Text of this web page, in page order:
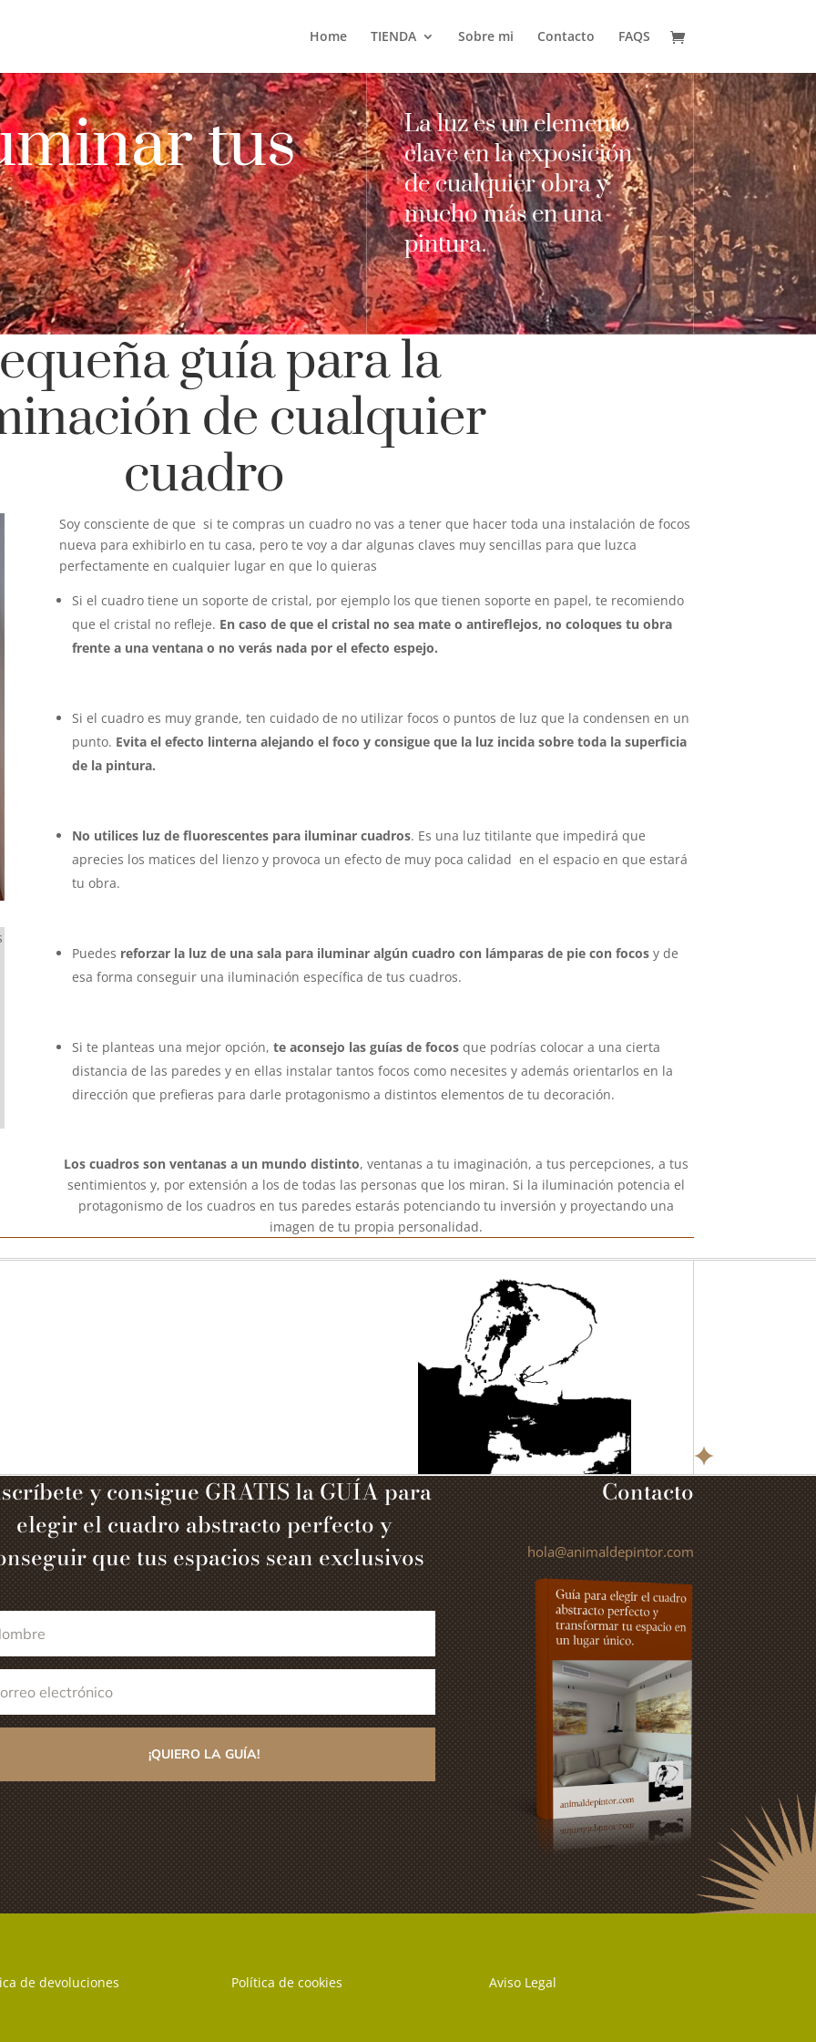
Home TIENDA Sobre mi Contacto FAQS
tus
La luz es un elemento
clave en la exposición
de cualquier obra y
mucho más en una
pintura.
guía para la
de cualquier
cuadro
Soy consciente de que si te compras un cuadro no vas a tener que hacer toda una instalación de focos
nueva para exhibirlo en tu casa, pero te voy a dar algunas claves muy sencillas para que luzca
perfectamente en cualquier lugar en que lo quieras
Si el cuadro tiene un soporte de cristal, por ejemplo los que tienen soporte en papel, te recomiendo
que el cristal no refleje. En caso de que el cristal no sea mate o antireflejos, no coloques tu obra
frente a una ventana o no verás nada por el efecto espejo.
Si el cuadro es muy grande, ten cuidado de no utilizar focos o puntos de luz que la condensen en un
punto. Evita el efecto linterna alejando el foco y consigue que la luz incida sobre toda la superficia
de la pintura.
No utilices luz de fluorescentes para iluminar cuadros. Es una luz titilante que impedirá que
aprecies los matices del lienzo y provoca un efecto de muy poca calidad en el espacio en que estará
tu obra.
Puedes reforzar la luz de una sala para iluminar algún cuadro con lámparas de pie con focosy de
esa forma conseguir una iluminación específica de tus cuadros.
Si te planteas una mejor opción, te aconsejo las guías de focosque podrías colocar a una cierta
distancia de las paredes y en ellas instalar tantos focos como necesites y además orientarlos en la
dirección que prefieras para darle protagonismo a distintos elementos de tu decoración.
Los cuadros son ventanas a un mundo distinto, ventanas a tu imaginación, a tus percepciones, a tus
sentimientos y, por extensión a los de todas las personas que los miran. Si la iluminación potencia el
protagonismo de los cuadros en tus paredes estarás potenciando tu inversión y proyectando una
imagen de tu propia personalidad.
y consigue GRATIS la GUÍA para
elegir el cuadro abstracto perfecto y
que tus espacios sean exclusivos
¡QUIERO LA GUÍA!
Contacto
hola@animaldepintor.com
de devoluciones Política de cookies Aviso Legal